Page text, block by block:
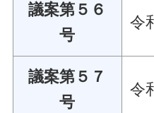
議案第５６
号
令
議案第５７
号
令